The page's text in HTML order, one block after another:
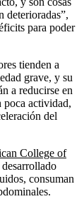
deterioradas”,
para poder
tienden a
grave, y su
a reducirse en
poca actividad,
del
College of
consuman